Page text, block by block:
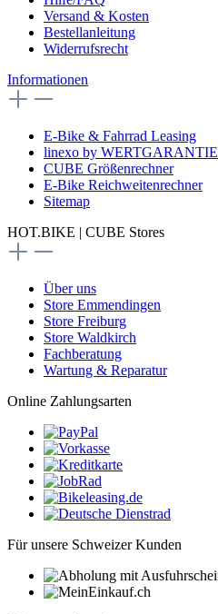
Versand & Kosten
Bestellanleitung
Widerrufsrecht
Informationen
E-Bike & Fahrrad Leasing
linexo by WERTGARANTIE
CUBE Größenrechner
E-Bike Reichweitenrechner
Sitemap
HOT.BIKE | CUBE Stores
Über uns
Store Emmendingen
Store Freiburg
Store Waldkirch
Fachberatung
Wartung & Reparatur
Online Zahlungsarten
Für unsere Schweizer Kunden